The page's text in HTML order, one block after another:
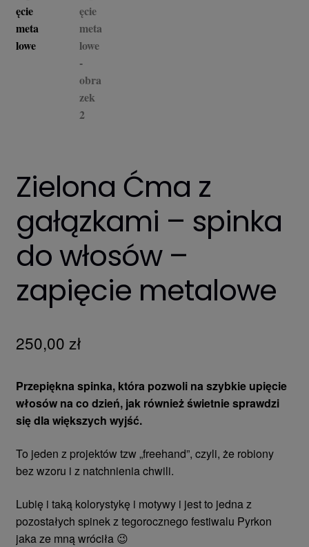
Zielona Ćma z
gałązkami – spinka
do włosów –
zapięcie metalowe
250,00 zł
Przepiękna spinka, która pozwoli na szybkie upięcie
włosów na co dzień, jak również świetnie sprawdzi
się dla większych wyjść.
To jeden z projektów tzw „freehand”, czyli, że robiony
bez wzoru i z natchnienia chwili.
Lubię i taką kolorystykę i motywy i jest to jedna z
pozostałych spinek z tegorocznego festiwalu Pyrkon
jaka ze mną wróciła 😉